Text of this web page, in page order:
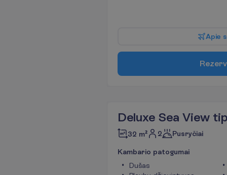
Apie s
Rezerv
Deluxe Sea View
32 m² 2 Pusryčiai
Kambario patogumai
Dušas